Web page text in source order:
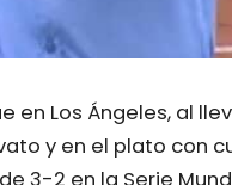
Los Ángeles, al
y en el plato con